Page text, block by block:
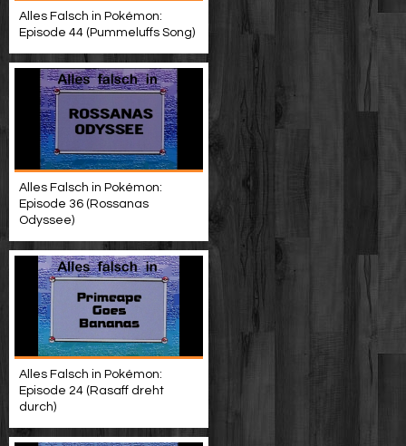
Alles Falsch in Pokémon:
Episode 44 (Pummeluffs Song)
Alles Falsch in Pokémon:
Episode 36 (Rossanas
Odyssee)
Alles Falsch in Pokémon:
Episode 24 (Rasaff dreht
durch)